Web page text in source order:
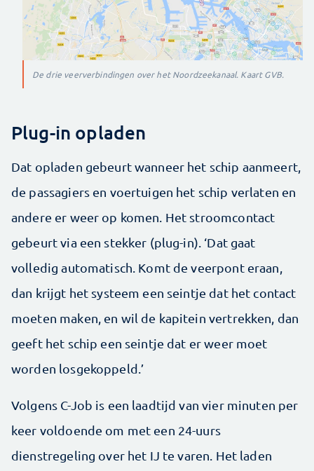
De drie veerverbindingen over het Noordzeekanaal. Kaart GVB.
Plug-in opladen
Dat opladen gebeurt wanneer het schip aanmeert,
de passagiers en voertuigen het schip verlaten en
andere er weer op komen. Het stroomcontact
gebeurt via een stekker (plug-in). ‘Dat gaat
volledig automatisch. Komt de veerpont eraan,
dan krijgt het systeem een seintje dat het contact
moeten maken, en wil de kapitein vertrekken, dan
geeft het schip een seintje dat er weer moet
worden losgekoppeld.’
Volgens C-Job is een laadtijd van vier minuten per
keer voldoende om met een 24-uurs
dienstregeling over het IJ te varen. Het laden